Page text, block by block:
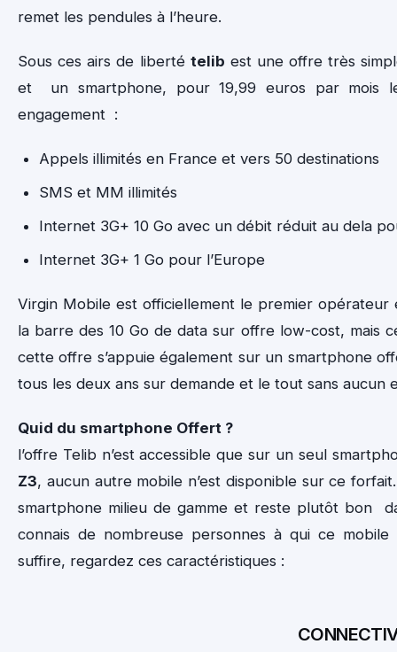
remet les pendules à l’heure.
Sous ces airs de liberté telib est une offre très
et un smartphone, pour 19,99 euros par mois
engagement :
Appels illimités en France et vers 50 destinations
SMS et MM illimités
Internet 3G+ 10 Go avec un débit réduit au dela
Internet 3G+ 1 Go pour l’Europe
Virgin Mobile est officiellement le premier opérateur
la barre des 10 Go de data sur offre low-cost, mais
cette offre s’appuie également sur un smartphone
tous les deux ans sur demande et le tout sans aucun
Quid du smartphone Offert ?
l’offre Telib n’est accessible que sur un seul
Z3, aucun autre mobile n’est disponible sur ce
smartphone milieu de gamme et reste plutôt bon
connais de nombreuse personnes à qui ce mobile
suffire, regardez ces caractéristiques :